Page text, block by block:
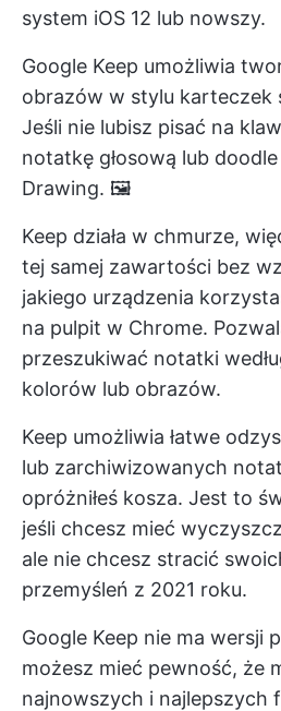
system iOS 12 lub nowszy.
Google Keep umożliwia
obrazów w stylu karteczek
Jeśli nie lubisz pisać na
notatkę głosową lub
Drawing. 🖼
Keep działa w chmurze,
tej samej zawartości bez
jakiego urządzenia
na pulpit w Chrome.
przeszukiwać notatki
kolorów lub obrazów.
Keep umożliwia łatwe
lub zarchiwizowanych
opróżniłeś kosza. Jest to
jeśli chcesz mieć
ale nie chcesz stracić
przemyśleń z 2021 roku.
Google Keep nie ma wersji
możesz mieć pewność, że
najnowszych i najlepszych